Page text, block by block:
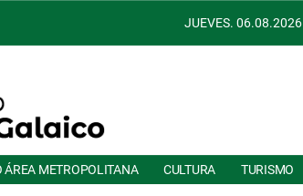
JUEVES. 06.08.2026
ÁREA METROPOLITANA CULTURA TURISMO